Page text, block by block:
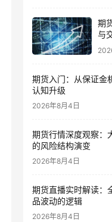
期
与
期货入门：从保证金
认知升级
2026年8月4日
期货行情深度观察：
的风险结构演变
2026年8月4日
期货直播实时解读：
品波动的逻辑
2026年8月4日